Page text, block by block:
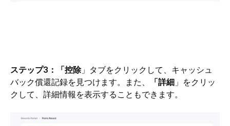
ステップ3：「控除」タブをクリックして、キャッシュ
バック償還記録を見つけます。また、
「詳細 」をクリッ
クして、詳細情報を表示することもできます。